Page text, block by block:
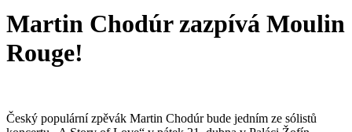
Martin Chodúr zazpívá Moulin
Rouge!
Český populární zpěvák Martin Chodúr bude jedním ze sólistů